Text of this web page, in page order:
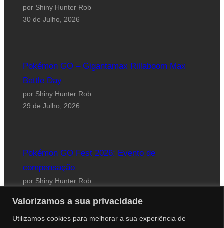
Valorizamos a sua privacidade
Utilizamos cookies para melhorar a sua experiência de
por Shiny Hunter Rob
30 de Julho, 2026
Pokémon GO – Gigantamax Rillaboom Max
Battle Day
por Shiny Hunter Rob
29 de Julho, 2026
Pokémon GO Fest 2026: Evento de
compensação
por Shiny Hunter Rob